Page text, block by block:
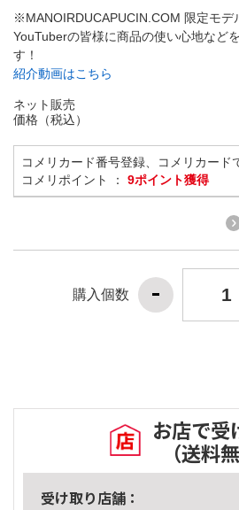
※MANOIRDUCAPUCIN.COM 限定モデ
YouTuberの皆様に商品の使い心地など
す！
紹介動画はこちら
ネット販売
価格（税込）
コメリカード番号登録、コメリカード
コメリポイント ： 9ポイント獲得
購入個数
お店で受
（送料
受け取り店舗：